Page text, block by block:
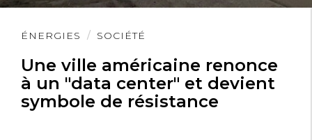
ÉNERGIES SOCIÉTÉ
Une ville américaine renonce
à un "data center" et devient
symbole de résistance
Lire